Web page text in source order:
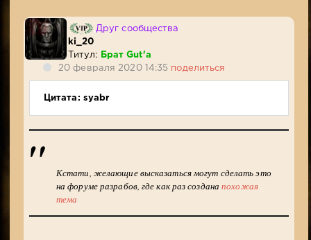
Друг сообщества
ki_20
Титул:
Брат Gut'a
20 февраля 2020 14:35 поделиться
Цитата: syabr
Кстати, желающие высказаться могут сделать это
на форуме разрабов, где как раз созданапохожая
тема